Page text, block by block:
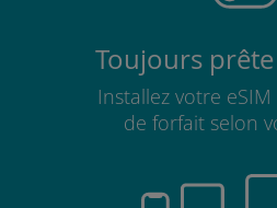
Toujours
Installez votre
de forfait selon